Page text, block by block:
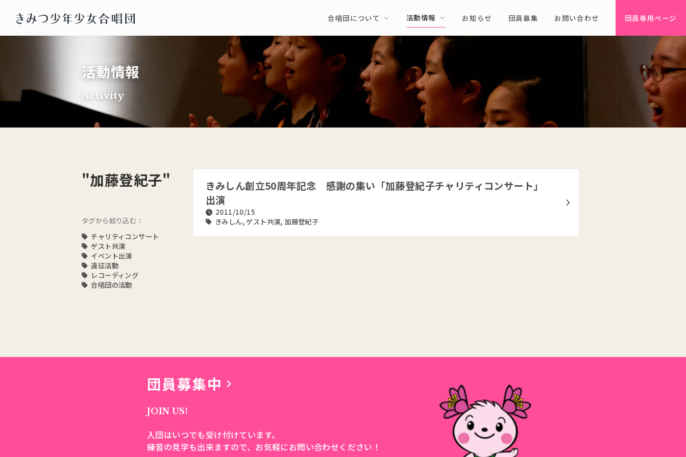
合唱団について 活動情報 お知らせ 団員募集 お問い合わせ 団員専用ページ
活動情報
Activity
"加藤登紀子"
タグから絞り込む：
チャリティコンサート
ゲスト共演
イベント出演
遠征活動
レコーディング
合唱団の活動
きみしん創立50周年記念 感謝の集い「加藤登紀子チャリティコンサート」
出演
2011/10/15
きみしん,ゲスト共演, 加藤登紀子
団員募集中
JOIN US!
入団はいつでも受け付けています。
練習の見学も出来ますので、 お気軽にお問い合わせください！